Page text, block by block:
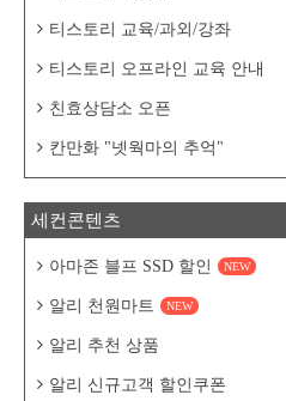
티스토리 교육/과외/강좌
티스토리 오프라인 교육 안내
친효상담소 오픈
칸만화 "넷웍마의 추억"
세컨콘텐츠
아마존 블프 SSD 할인 NEW
알리 천원마트 NEW
알리 추천 상품
알리 신규고객 할인쿠폰